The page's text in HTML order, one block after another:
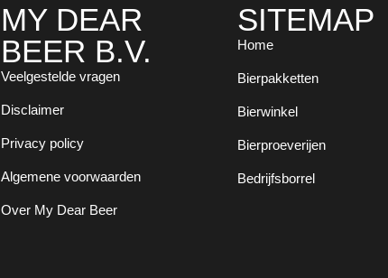
MY DEAR
BEER B.V.
Veelgestelde vragen
Disclaimer
Privacy policy
Algemene voorwaarden
Over My Dear Beer
SITEMAP
Home
Bierpakketten
Bierwinkel
Bierproeverijen
Bedrijfsborrel